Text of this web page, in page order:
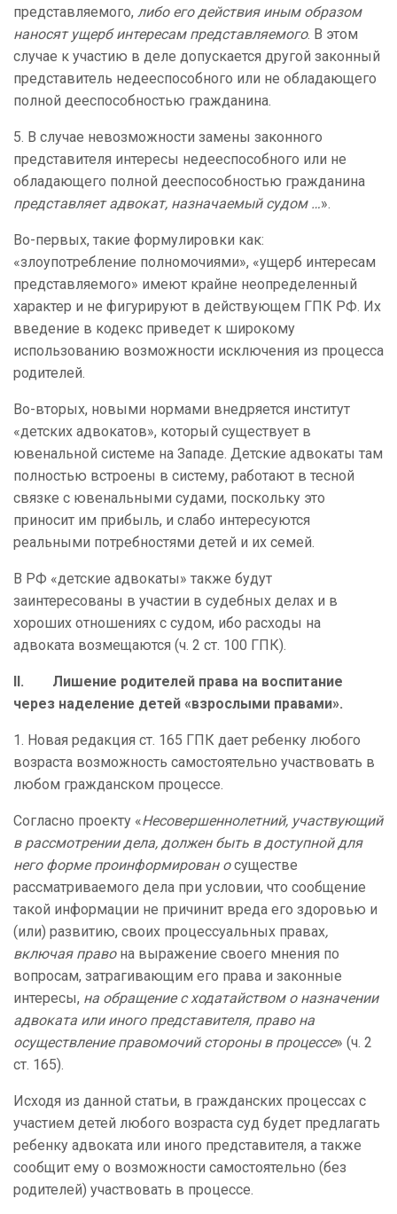
представляемого, либо его действия иным образом
наносят ущерб интересам представляемого. В этом
случае к участию в деле допускается другой законный
представитель недееспособного или не обладающего
полной дееспособностью гражданина.
5. В случае невозможности замены законного
представителя интересы недееспособного или не
обладающего полной дееспособностью гражданина
представляет адвокат, назначаемый судом …».
Во-первых, такие формулировки как:
«злоупотребление полномочиями», «ущерб интересам
представляемого» имеют крайне неопределенный
характер и не фигурируют в действующем ГПК РФ. Их
введение в кодекс приведет к широкому
использованию возможности исключения из процесса
родителей.
Во-вторых, новыми нормами внедряется институт
«детских адвокатов», который существует в
ювенальной системе на Западе. Детские адвокаты там
полностью встроены в систему, работают в тесной
связке с ювенальными судами, поскольку это
приносит им прибыль, и слабо интересуются
реальными потребностями детей и их семей.
В РФ «детские адвокаты» также будут
заинтересованы в участии в судебных делах и в
хороших отношениях с судом, ибо расходы на
адвоката возмещаются (ч. 2 ст. 100 ГПК).
II. Лишение родителей права на воспитание
через наделение детей «взрослыми правами».
1. Новая редакция ст. 165 ГПК дает ребенку любого
возраста возможность самостоятельно участвовать в
любом гражданском процессе.
Согласно проекту «Несовершеннолетний, участвующий
в рассмотрении дела, должен быть в доступной для
него форме проинформирован осуществе
рассматриваемого дела при условии, что сообщение
такой информации не причинит вреда его здоровью и
(или) развитию, своих процессуальных правах,
включая правона выражение своего мнения по
вопросам, затрагивающим его права и законные
интересы, на обращение с ходатайством о назначении
адвоката или иного представителя, право на
осуществление правомочий стороны в процессе» (ч. 2
ст. 165).
Исходя из данной статьи, в гражданских процессах с
участием детей любого возраста суд будет предлагать
ребенку адвоката или иного представителя, а также
сообщит ему о возможности самостоятельно (без
родителей) участвовать в процессе.